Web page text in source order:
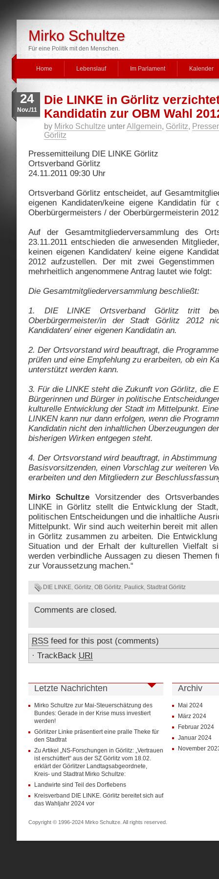
Mirko Schultze
Für eine Politik mit den Menschen.
Home Lebenslauf Im Parlament Kalender
24
Nov./11
Die LINKE in Görlitz
Kandidatin zur OBM Wahl
by Mirko Schultze unterAllgemein, Görlitz,
Görlitz
Pressemitteilung DIE LINKE Görlitz
Ortsverband Görlitz
24.11.2011 09:30 Uhr
Ortsverband Görlitz entscheidet, auf
eigenen Kandidaten/keine eigene Kandidatin
Oberbürgermeisters / der Oberbürgermeisterin
Auf der Gesamtmitgliederversammlung des
23.11.2011 entschieden die anwesenden
keinen eigenen Kandidaten/ keine eigene
2012 aufzustellen. Der mit zwei Gegenstimmen
mehrheitlich angenommene Antrag lautet wie folgt:
Die Gesamtmitgliederversammlung beschließt:
1. DIE LINKE Ortsverband Görlitz tritt
Oberbürgermeister/in der Stadt Görlitz 2012
Kandidaten/ einer eigenen Kandidatin an.
2. Der Ortsvorstand wird beauftragt, die
prüfen und eine Empfehlung zu erarbeiten, ob ein
unterstützt werden kann.
3. Für die LINKE steht die Zukunft von Görlitz, die
Bürgerinnen und Bürger in politische
kulturelle Entwicklung der Stadt im Mittelpunkt.
LINKEN kann nur dann erfolgen, wenn die
Kandidatin nicht den inhaltlichen Überzeugungen
bisherigen Wirken entgegen steht.
4. Der Ortsvorstand wird beauftragt, in Abstimmung
Basisvorsitzenden, einen Vorschlag zur weiteren
erarbeiten und den Mitgliedern zur
Mirko Schultze Vorsitzender des
LINKE in Görlitz stellt die Entwicklung der
politischen Entscheidungen und die inhaltliche
Mittelpunkt. Wir sind auch weiterhin bereit mit
in Görlitz zusammen zu arbeiten. Die
Situation und der Erhalt der kulturellen Vielfalt
werden verbindliche Aussagen zu diesen Themen
zur Voraussetzung machen.“
DIE LINKE, Görlitz, OB Görlitz, Paulick, Stadtrat Görlitz
Comments are closed.
RSS feed for this post (comments)
· TrackBack URI
Letzte Nachrichten
Mirko Schultze zur Mai-Steuerschätzung des
Bundes: Gerade in der Krise muss investiert
werden!
Görlitzer Linke präsentiert eine pralle Theke für
den Stadtrat
Zu Artikel „NS-Forschungen in Görlitz: „Vertrauen
ist erschüttert“ aus der SZ Görlitz vom 18.02.
erklärt der Görlitzer Landtagsabgeordnete,
Kreis- und Stadtrat Mirko Schultze:
Landwirte sind Teil des Dorflebens
Kreisverband DIE LINKE. Görlitz bereitet sich auf
das Wahljahr 2024 vor
Archiv
Mai 2024
März 2024
Februar 2024
Januar 2024
November
Copyright © 1996-2024 Mirko Schultze. All rights reserved.